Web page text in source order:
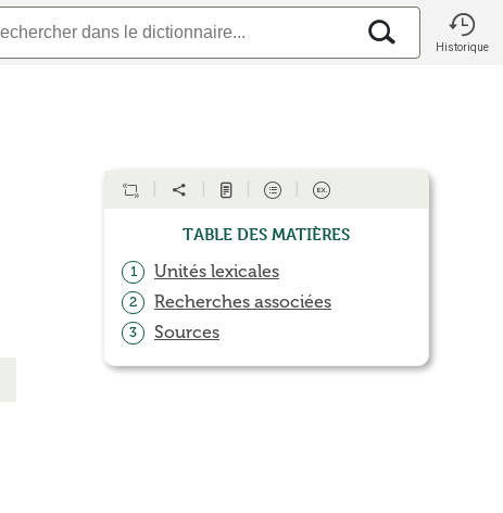
Historique
Table des matières
1 Unités lexicales
2 Recherches associées
3 Sources